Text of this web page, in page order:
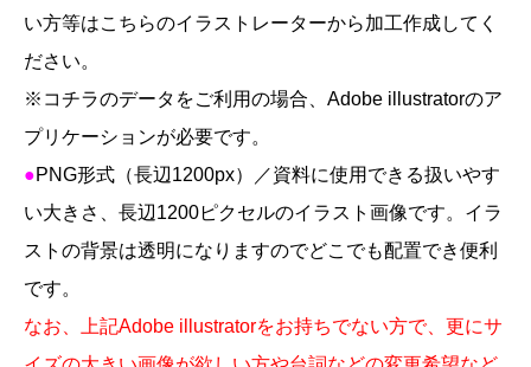
い方等はこちらのイラストレーターから加工作成してく
ださい。
※ コチラのデータをご利用の場合、 Adobe illustratorのア
プリケーションが必要です。
●PNG形式（長辺1200px）／資料に使用できる扱いやす
い大きさ、長辺 1200ピクセルのイラスト画像です。 イラ
ストの背景は透明になりますのでどこでも配置でき便利
です。
なお、上記Adobe illustratorをお持ちでない方で、更にサ